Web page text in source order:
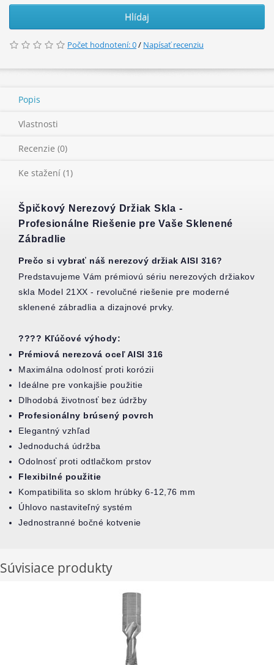
Hlídaj
Počet hodnotení: 0/ Napísať recenziu
Popis
Vlastnosti
Recenzie (0)
Ke stažení (1)
Špičkový Nerezový Držiak Skla -
Profesionálne Riešenie pre Vaše Sklenené
Zábradlie
Prečo si vybrať náš nerezový držiak AISI 316?
Predstavujeme Vám prémiovú sériu nerezových držiakov
skla Model 21XX - revolučné riešenie pre moderné
sklenené zábradlia a dizajnové prvky.
???? Kľúčové výhody:
Prémiová nerezová oceľ AISI 316
Maximálna odolnosť proti korózii
Ideálne pre vonkajšie použitie
Dlhodobá životnosť bez údržby
Profesionálny brúsený povrch
Elegantný vzhľad
Jednoduchá údržba
Odolnosť proti odtlačkom prstov
Flexibilné použitie
Kompatibilita so sklom hrúbky 6-12,76 mm
Úhlovo nastaviteľný systém
Jednostranné bočné kotvenie
Súvisiace produkty